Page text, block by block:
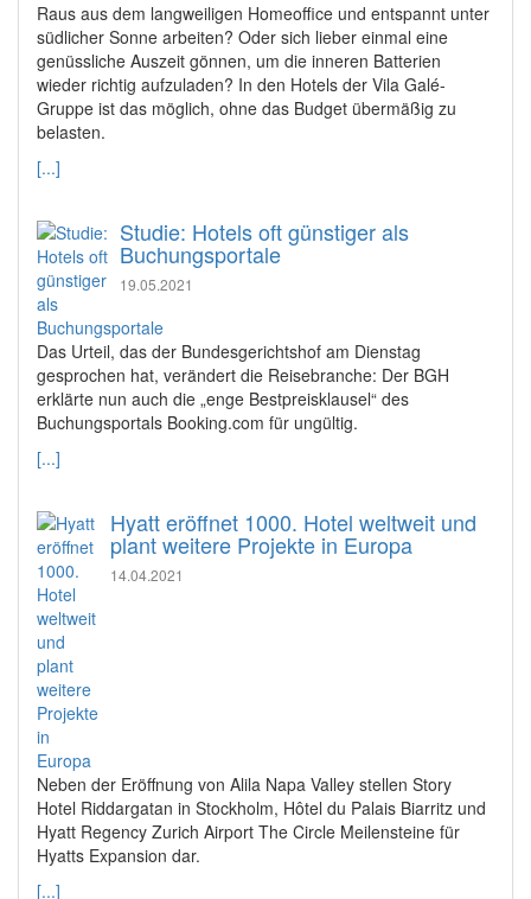
Raus aus dem langweiligen Homeoffice und entspannt unter
südlicher Sonne arbeiten? Oder sich lieber einmal eine
genüssliche Auszeit gönnen, um die inneren Batterien
wieder richtig aufzuladen? In den Hotels der Vila Galé-
Gruppe ist das möglich, ohne das Budget übermäßig zu
belasten.
[...]
Studie: Hotels oft günstiger als
Buchungsportale
19.05.2021
Das Urteil, das der Bundesgerichtshof am Dienstag
gesprochen hat, verändert die Reisebranche: Der BGH
erklärte nun auch die „enge Bestpreisklausel“ des
Buchungsportals Booking.com für ungültig.
[...]
Hyatt eröffnet 1000. Hotel weltweit und
plant weitere Projekte in Europa
14.04.2021
Neben der Eröffnung von Alila Napa Valley stellen Story
Hotel Riddargatan in Stockholm, Hôtel du Palais Biarritz und
Hyatt Regency Zurich Airport The Circle Meilensteine für
Hyatts Expansion dar.
[...]